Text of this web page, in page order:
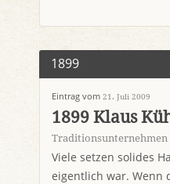
1899
Eintrag vom 21. Juli 2009
1899 Klaus
Traditionsunternehmen
Viele setzen solides
eigentlich war. Wenn